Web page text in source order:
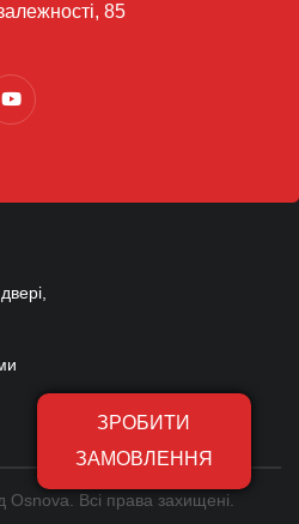
85
Всі права захищені.
ЗРОБИТИ
ЗАМОВЛЕННЯ